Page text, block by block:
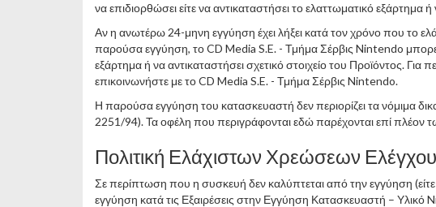
να επιδιορθώσει είτε να αντικαταστήσει το ελαττωματικό
Αν η ανωτέρω 24-μηνη εγγύηση έχει λήξει κατά τον χρόνο που το
παρούσα εγγύηση, το CD Media S.E. - Τμήμα Σέρβις Nintendo μπορεί
εξάρτημα ή να αντικαταστήσει σχετικό στοιχείο του Προϊόντος.
επικοινωνήστε με το CD Media S.E. - Τμήμα Σέρβις Nintendo.
Η παρούσα εγγύηση του κατασκευαστή δεν περιορίζει τα νόμιμα
2251/94). Τα οφέλη που περιγράφονται εδώ παρέχονται επί πλέον
Πολιτική Ελάχιστων Χρεώσεων
Σε περίπτωση που η συσκευή δεν καλύπτεται από την εγγύηση
εγγύηση κατά τις Εξαιρέσεις στην Εγγύηση Κατασκευαστή –